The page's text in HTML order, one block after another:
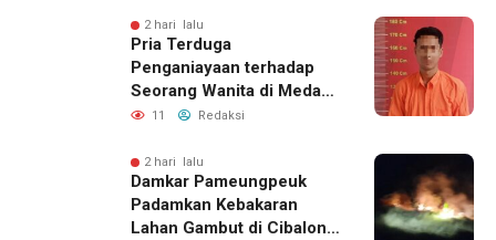
2 hari lalu
Pria Terduga
Penganiayaan terhadap
Seorang Wanita di Medan
Ditangkap Polisi
11 Redaksi
2 hari lalu
Damkar Pameungpeuk
Padamkan Kebakaran
Lahan Gambut di Cibalong,